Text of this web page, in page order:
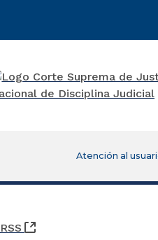
Atención al
RSS
(Abre una nueva